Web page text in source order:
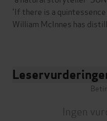
'If there is a
William McInnes has
Ingen